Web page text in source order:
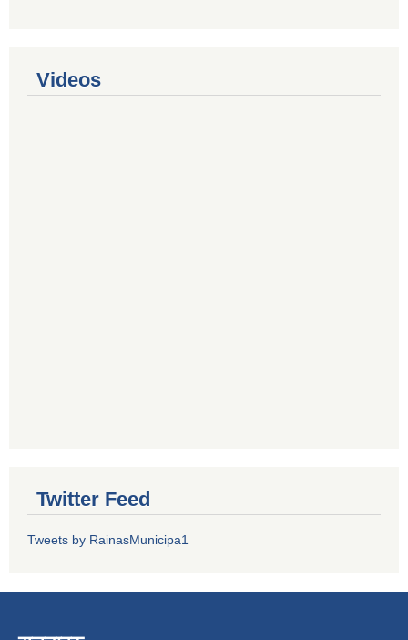
Videos
Twitter Feed
Tweets by RainasMunicipa1